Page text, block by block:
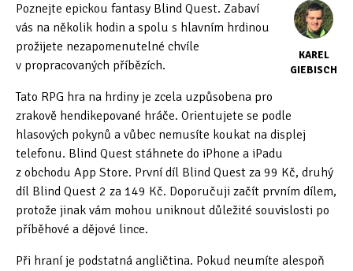
Počítače a notebooky(66)
Zápisníky(7)
Oficiální materiály(57)
Pozvánky & oznámení(67)
Pracuji sluchem(564)
Pracuji sluchem a hmatem(566)
KAREL
GIEBISCH
Poznejte epickou fantasy Blind Quest. Zabaví
vás na několik hodin a spolu s hlavním hrdinou
prožijete nezapomenutelné chvíle
v propracovaných příbězích.
Tato RPG hra na hrdiny je zcela uzpůsobena pro
zrakově hendikepované hráče. Orientujete se podle
hlasových pokynů a vůbec nemusíte koukat na displej
telefonu. Blind Quest stáhnete do iPhone a iPadu
z obchodu App Store. První díl Blind Quest za 99 Kč, druhý
díl Blind Quest 2 za 149 Kč. Doporučuji začít prvním dílem,
protože jinak vám mohou uniknout důležité souvislosti po
příběhové a dějové lince.
Při hraní je podstatná angličtina. Pokud neumíte alespoň